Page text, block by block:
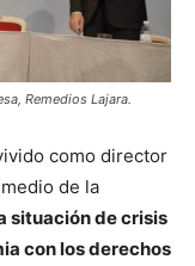
Remedios Lajara.
como director
de la
situación de crisis
con los derechos